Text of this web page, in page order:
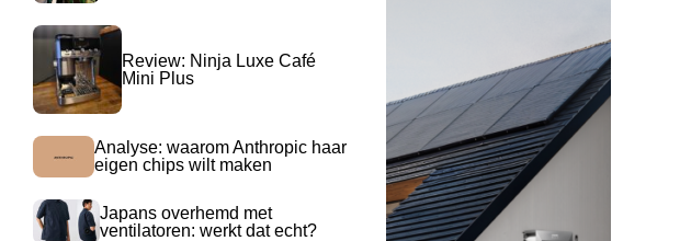
Review: Ninja Luxe Café
Mini Plus
Analyse: waarom Anthropic haar
eigen chips wilt maken
Japans overhemd met
ventilatoren: werkt dat echt?